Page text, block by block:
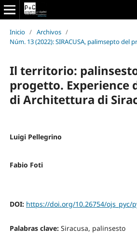
Inicio / Archivos /
Núm. 13 (2022): SIRACUSA, palimsepto del
Il territorio:
progetto. Experience
di Architettura di
Luigi Pellegrino
Fabio Foti
DOI: https://doi.org/10.26754/ojs_pyc/
Palabras clave: Siracusa, palinsesto